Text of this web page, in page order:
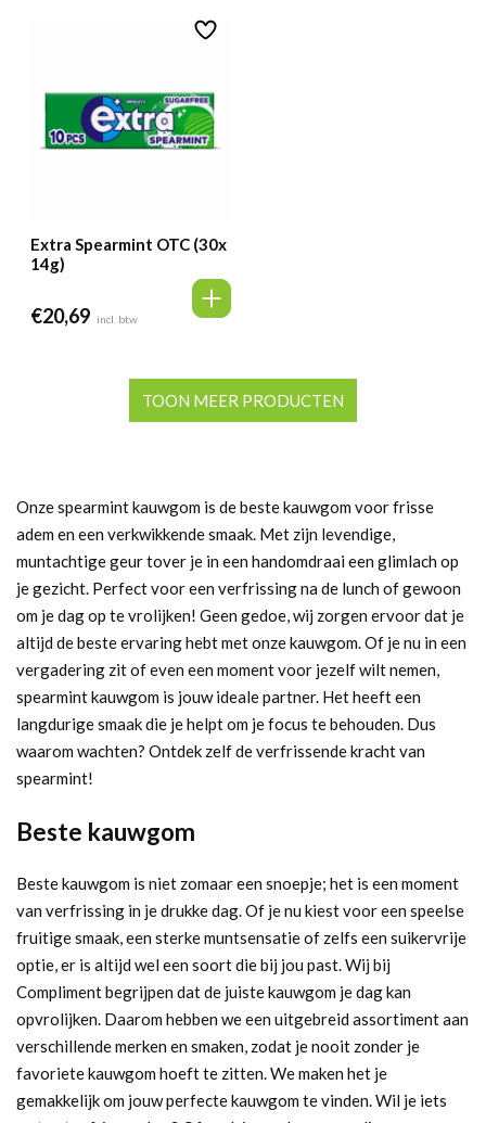
Extra Spearmint OTC (30x
14g)
€20,69 incl. btw
TOON MEER PRODUCTEN
Onze spearmint kauwgom is de beste kauwgom voor frisse
adem en een verkwikkende smaak. Met zijn levendige,
muntachtige geur tover je in een handomdraai een glimlach op
je gezicht. Perfect voor een verfrissing na de lunch of gewoon
om je dag op te vrolijken! Geen gedoe, wij zorgen ervoor dat je
altijd de beste ervaring hebt met onze kauwgom. Of je nu in een
vergadering zit of even een moment voor jezelf wilt nemen,
spearmint kauwgom is jouw ideale partner. Het heeft een
langdurige smaak die je helpt om je focus te behouden. Dus
waarom wachten? Ontdek zelf de verfrissende kracht van
spearmint!
Beste kauwgom
Beste kauwgom is niet zomaar een snoepje; het is een moment
van verfrissing in je drukke dag. Of je nu kiest voor een speelse
fruitige smaak, een sterke muntsensatie of zelfs een suikervrije
optie, er is altijd wel een soort die bij jou past. Wij bij
Compliment begrijpen dat de juiste kauwgom je dag kan
opvrolijken. Daarom hebben we een uitgebreid assortiment aan
verschillende merken en smaken, zodat je nooit zonder je
favoriete kauwgom hoeft te zitten. We maken het je
gemakkelijk om jouw perfecte kauwgom te vinden. Wil je iets